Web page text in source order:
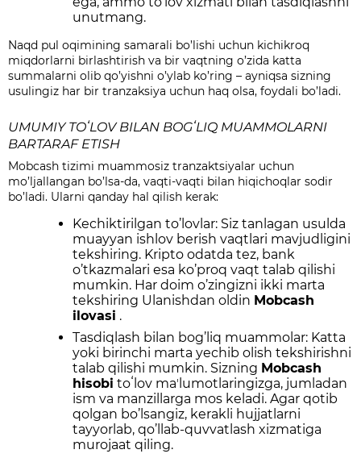
unutmang.
Naqd pul oqimining samarali bo’lishi uchun kichikroq
miqdorlarni birlashtirish va bir vaqtning o’zida katta
summalarni olib qo’yishni o’ylab ko’ring – ayniqsa sizning
usulingiz har bir tranzaksiya uchun haq olsa, foydali bo’ladi.
UMUMIY TOʻLOV BILAN BOGʻLIQ MUAMMOLARNI
BARTARAF ETISH
Mobcash tizimi muammosiz tranzaktsiyalar uchun
mo’ljallangan bo’lsa-da, vaqti-vaqti bilan hiqichoqlar sodir
bo’ladi. Ularni qanday hal qilish kerak:
Kechiktirilgan to’lovlar: Siz tanlagan usulda
muayyan ishlov berish vaqtlari mavjudligini
tekshiring. Kripto odatda tez, bank
o’tkazmalari esa ko’proq vaqt talab qilishi
mumkin. Har doim o’zingizni ikki marta
tekshiring Ulanishdan oldin Mobcash
ilovasi .
Tasdiqlash bilan bog’liq muammolar: Katta
yoki birinchi marta yechib olish tekshirishni
talab qilishi mumkin. Sizning Mobcash
hisobi toʻlov maʼlumotlaringizga, jumladan
ism va manzillarga mos keladi. Agar qotib
qolgan bo’lsangiz, kerakli hujjatlarni
tayyorlab, qo’llab-quvvatlash xizmatiga
murojaat qiling.